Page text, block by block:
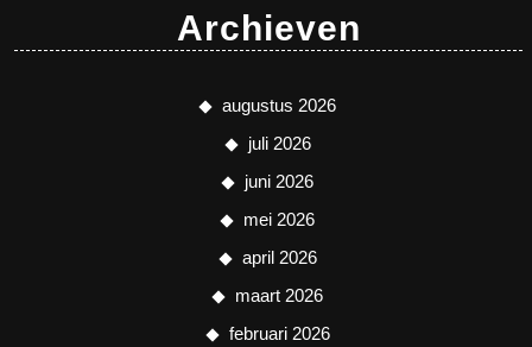
Archieven
augustus 2026
juli 2026
juni 2026
mei 2026
april 2026
maart 2026
februari 2026